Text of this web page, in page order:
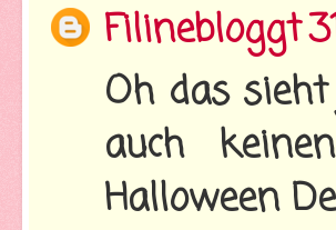
Filinebloggt
Oh das
auch
Halloween